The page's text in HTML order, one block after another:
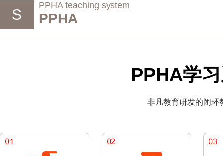
S
PPHA teaching system
PPHA
PPHA学
非凡教育研发的闭环